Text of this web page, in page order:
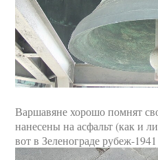
Варшавяне хорошо помнят
нанесены на асфальт (как и
вот в Зеленограде рубеж-